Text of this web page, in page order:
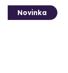
Novinka